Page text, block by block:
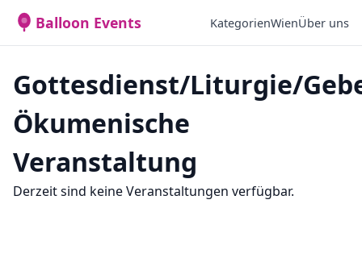
Balloon Events KategorienWienÜber uns
Gottesdienst/Liturgie/
Ökumenische
Veranstaltung
Derzeit sind keine Veranstaltungen verfügbar.